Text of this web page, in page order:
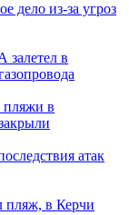
дело из-за угроз
в
пляжи в
атак
пляж, в Керчи